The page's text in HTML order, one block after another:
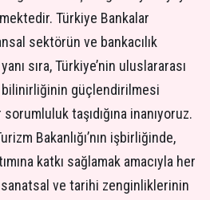
Türkiye Bankalar
sektörün ve bankacılık
sıra, Türkiye’nin uluslararası
bilinirliğinin güçlendirilmesi
taşıdığına inanıyoruz.
Bakanlığı’nın işbirliğinde,
katkı sağlamak amacıyla her
ve tarihi zenginliklerinin